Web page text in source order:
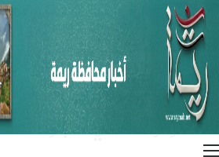
القائمة
الرئيسية الأخبار المحلية
الأخبار المحلية
استشهاد امرأة وجرح
المرتزقة في الجوف